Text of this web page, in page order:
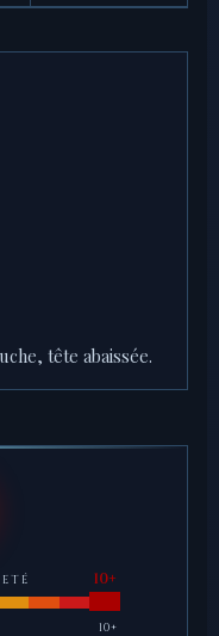
tête abaissée.
10+